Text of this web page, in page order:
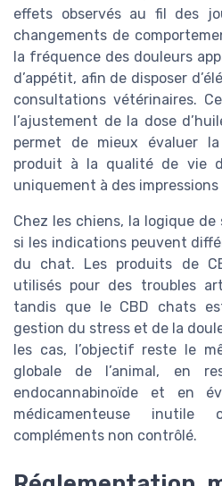
effets observés au fil des
changements de
la fréquence des douleurs
d’appétit, afin de disposer
consultations vétérinaires.
l’ajustement de la dose
permet de mieux évaluer
produit à la qualité de vie
uniquement à des
Chez les chiens, la logique
si les indications peuvent
du chat. Les produits de
utilisés pour des troubles
tandis que le CBD chats
gestion du stress et de la
les cas, l’objectif reste le
globale de l’animal, en
endocannabinoïde et en
médicamenteuse
compléments non contrôlé.